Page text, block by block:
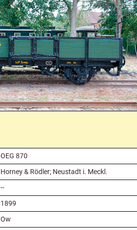
OEG 870
Horney & Rödler; Neustadt i. Meckl.
--
1899
Ow